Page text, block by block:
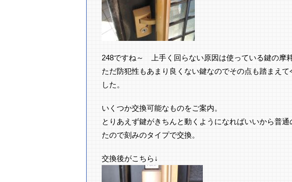
248ですね～ 上手く回らない原因は使っている鍵の摩耗
ただ防犯性もあまり良くない鍵なのでその点も踏まえ
した。
いくつか交換可能なものをご案内。
とりあえず鍵がきちんと動くようになればいいから普
たので刻みのタイプで交換。
交換後がこちら↓